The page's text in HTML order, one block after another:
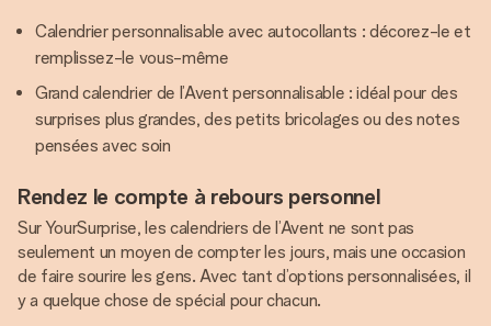
Calendrier personnalisable avec autocollants : décorez-le et
remplissez-le vous-même
Grand calendrier de l’Avent personnalisable : idéal pour des
surprises plus grandes, des petits bricolages ou des notes
pensées avec soin
Rendez le compte à rebours personnel
Sur YourSurprise, les calendriers de l’Avent ne sont pas
seulement un moyen de compter les jours, mais une occasion
de faire sourire les gens. Avec tant d’options personnalisées, il
y a quelque chose de spécial pour chacun.